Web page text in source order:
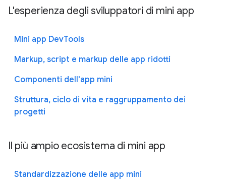
L'esperienza degli sviluppatori di mini app
Mini app DevTools
Markup, script e markup delle app ridotti
Componenti dell'app mini
Struttura, ciclo di vita e raggruppamento dei
progetti
Il più ampio ecosistema di mini app
Standardizzazione delle app mini